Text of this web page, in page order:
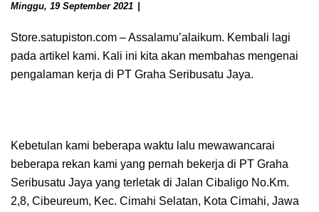
Minggu, 19 September 2021
Store.satupiston.com – Assalamu’alaikum. Kembali lagi
pada artikel kami. Kali ini kita akan membahas mengenai
pengalaman kerja di PT Graha Seribusatu Jaya.
Kebetulan kami beberapa waktu lalu mewawancarai
beberapa rekan kami yang pernah bekerja di PT Graha
Seribusatu Jaya yang terletak di Jalan Cibaligo No.Km.
2,8, Cibeureum, Kec. Cimahi Selatan, Kota Cimahi, Jawa